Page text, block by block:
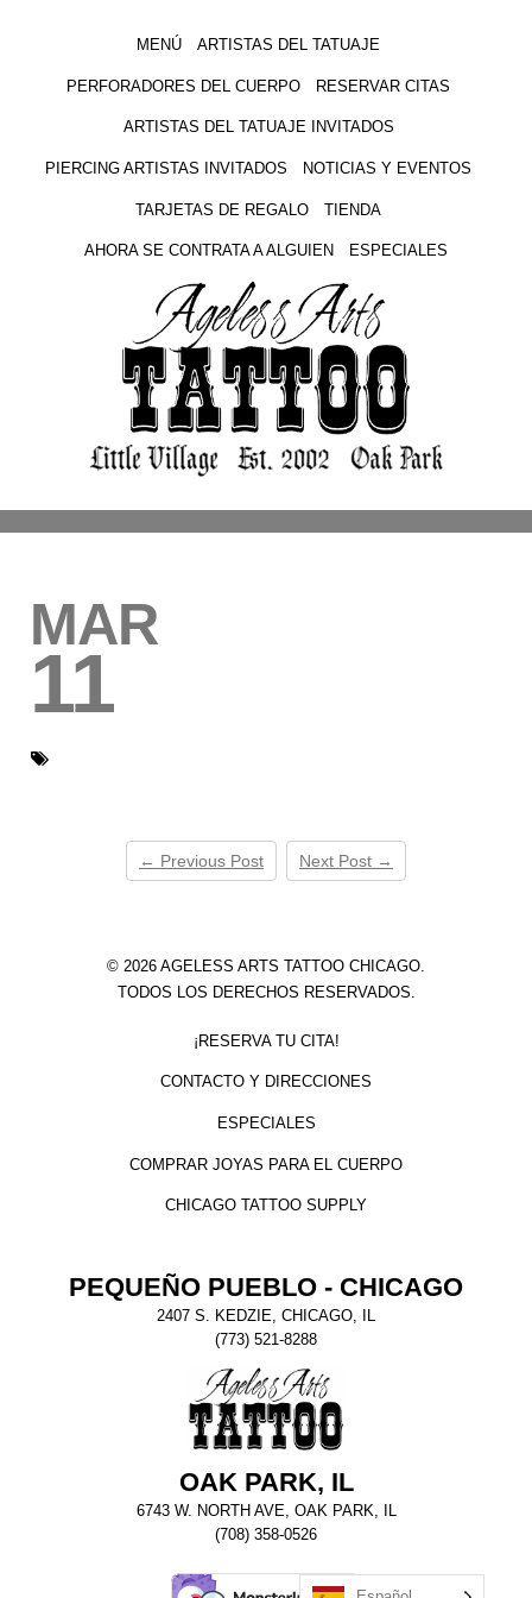
MENÚ ARTISTAS DEL TATUAJE
PERFORADORES DEL CUERPO RESERVAR CITAS
ARTISTAS DEL TATUAJE INVITADOS
PIERCING ARTISTAS INVITADOS NOTICIAS Y EVENTOS
TARJETAS DE REGALO TIENDA
AHORA SE CONTRATA A ALGUIEN ESPECIALES
MAR
11
← Previous Post Next Post →
© 2026 AGELESS ARTS TATTOO CHICAGO.
TODOS LOS DERECHOS RESERVADOS.
¡RESERVA TU CITA!
CONTACTO Y DIRECCIONES
ESPECIALES
COMPRAR JOYAS PARA EL CUERPO
CHICAGO TATTOO SUPPLY
PEQUEÑO PUEBLO - CHICAGO
2407 S. KEDZIE, CHICAGO, IL
(773) 521-8288
OAK PARK, IL
6743 W. NORTH AVE, OAK PARK, IL
(708) 358-0526